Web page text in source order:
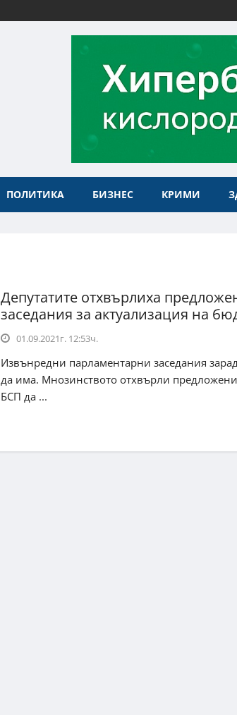
ПОЛИТИКА БИЗНЕС КРИМИ
Депутатите отхвърлиха
заседания за актуализация на
01.09.2021г. 12:53ч.
Извънредни парламентарни заседания
да има. Мнозинството отхвърли
БСП да ...